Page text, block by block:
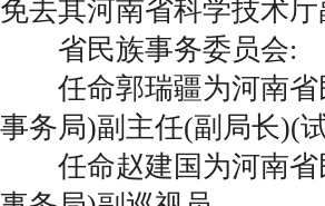
免去其河南省科学技术
省民族事务委员会:
任命郭瑞疆为河南省
事务局)副主任(副局长)(
任命赵建国为河南省